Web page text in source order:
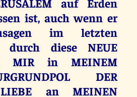
ist, auch wenn er
im letzten
durch diese NEUE
MIR in MEINEM
DER
an MEINEN